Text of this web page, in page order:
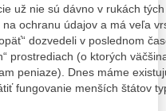
už nie sú dávno v rukách
ochranu údajov a má veľa
dozvedeli v poslednom
prostrediach (o ktorých
peniaze). Dnes máme
fungovanie menších štátov